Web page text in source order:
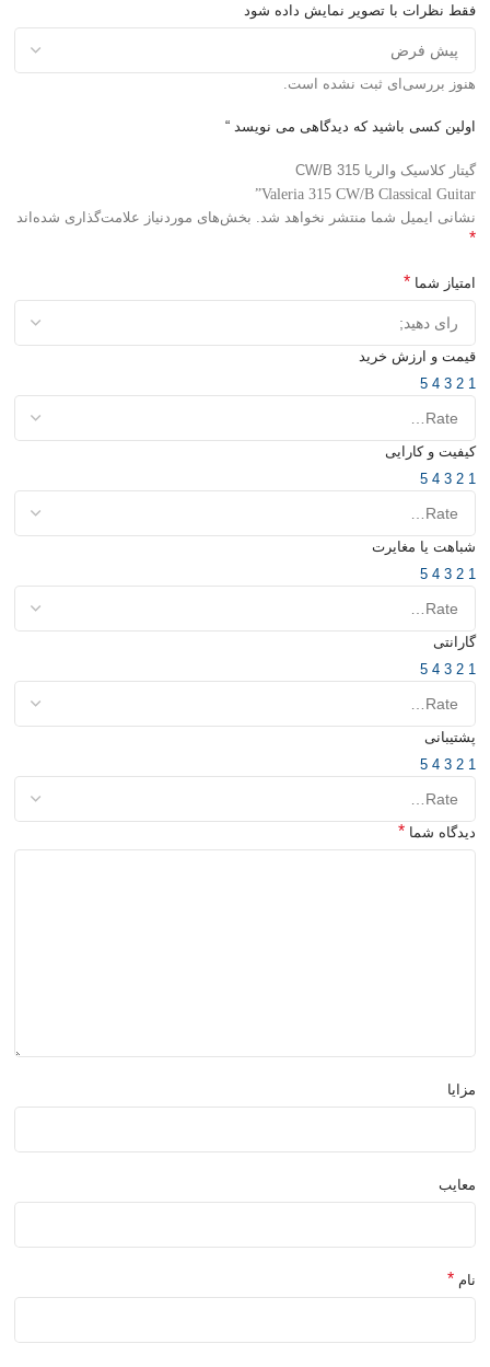
فقط نظرات با تصویر نمایش داده شود
هنوز بررسی‌ای ثبت نشده است.
اولین کسی باشید که دیدگاهی می نویسد “
گیتار کلاسیک والریا 315 CW/B
Valeria 315 CW/B Classical Guitar”
نشانی ایمیل شما منتشر نخواهد شد.
بخش‌های موردنیاز علامت‌گذاری شده‌اند
*
امتیاز شما *
قیمت و ارزش خرید
1
2
3
4
5
کیفیت و کارایی
1
2
3
4
5
شباهت یا مغایرت
1
2
3
4
5
گارانتی
1
2
3
4
5
پشتیبانی
1
2
3
4
5
دیدگاه شما *
مزایا
معایب
نام *